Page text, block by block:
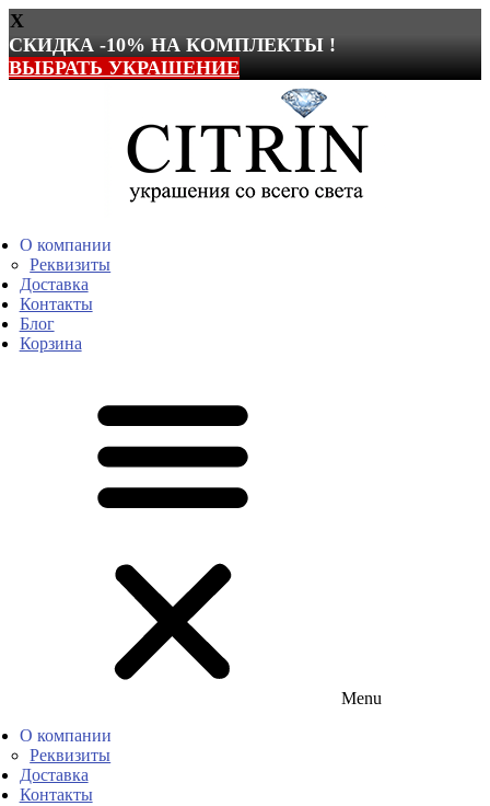
X
СКИДКА -10% НА КОМПЛЕКТЫ !
ВЫБРАТЬ УКРАШЕНИЕ
О компании
Реквизиты
Доставка
Контакты
Блог
Корзина
Menu
О компании
Реквизиты
Доставка
Контакты